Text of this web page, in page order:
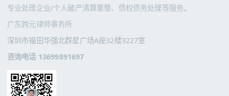
专业处理企业/个人破产清算重整、债权债务处理等服务。
广东跨元律师事务所
深圳市福田华强北群星广场A座32楼3227室
咨询电话 13699891697